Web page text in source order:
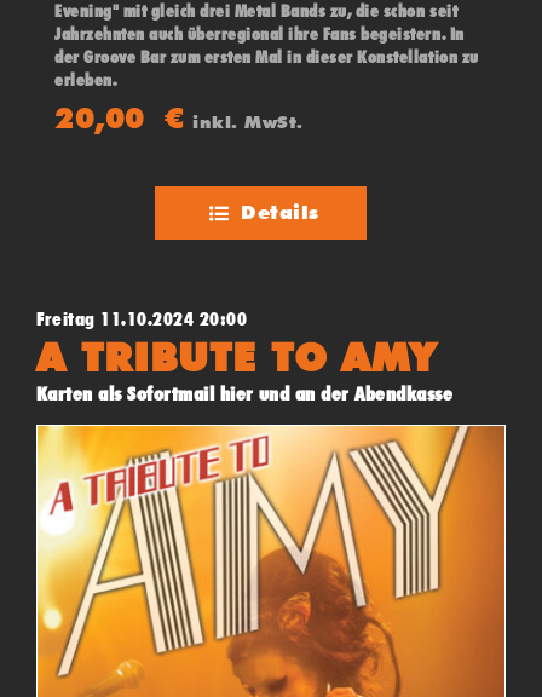
Evening" mit gleich drei Metal Bands zu, die schon seit
Jahrzehnten auch überregional ihre Fans begeistern. In
der Groove Bar zum ersten Mal in dieser Konstellation zu
erleben.
20,00€ inkl. MwSt.
Details
Freitag 11.10.2024 20:00
A TRIBUTE TO AMY
Karten als Sofortmail hier und an der Abendkasse